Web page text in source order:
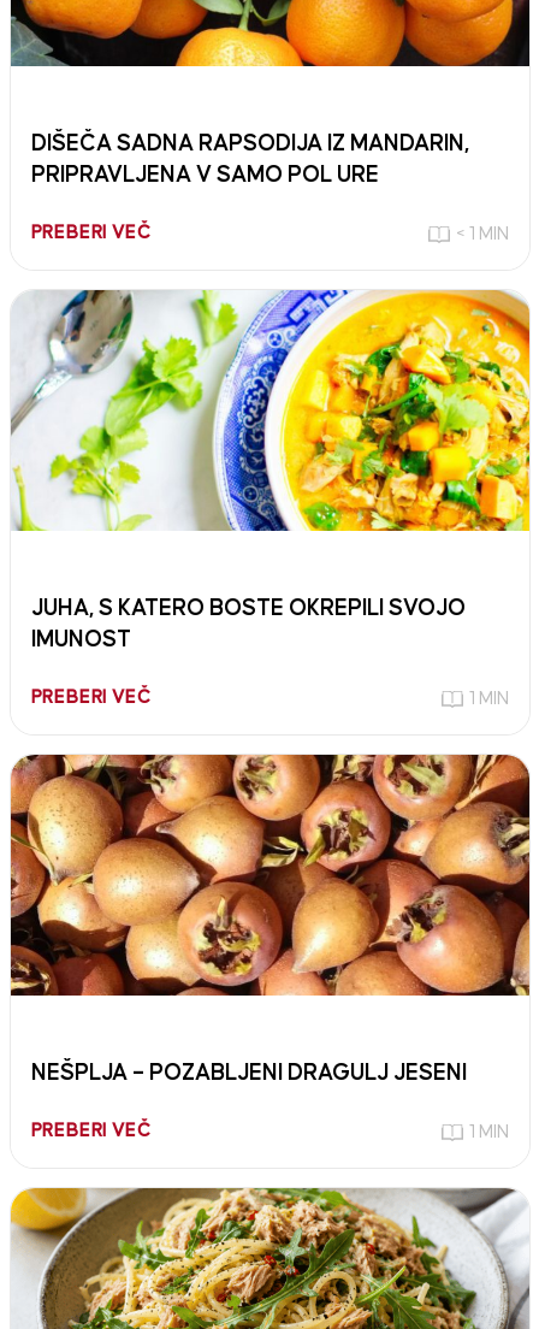
DIŠEČA SADNA RAPSODIJA IZ MANDARIN,
PRIPRAVLJENA V SAMO POL URE
PREBERI VEČ < 1 MIN
JUHA, S KATERO BOSTE OKREPILI SVOJO
IMUNOST
PREBERI VEČ 1 MIN
NEŠPLJA – POZABLJENI DRAGULJ JESENI
PREBERI VEČ 1 MIN